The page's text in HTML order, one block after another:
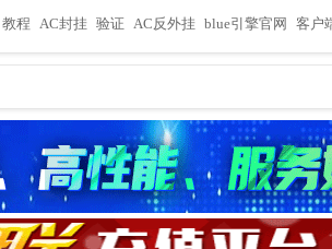
教程 AC封挂 验证 AC反外挂 blue引擎官网 客户